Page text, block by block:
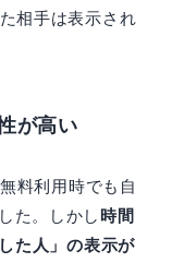
相手は表示され
が高い
料利用時でも自
た。しかし 時間
た人」の表示が